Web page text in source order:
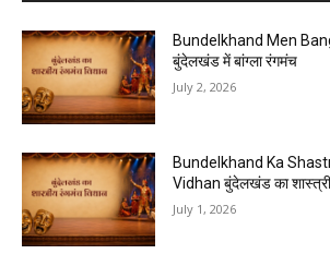
Bundelkhand Men
बुंदेलखंड में बांग्ला रंगमंच
July 2, 2026
Bundelkhand Ka
Vidhan बुंदेलखंड का
July 1, 2026